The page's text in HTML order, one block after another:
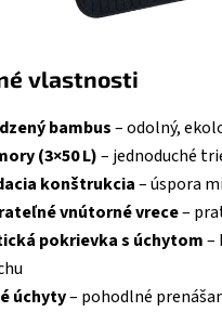
vlastnosti
bambus– odolný,
(3×50 L)– jednoduché
konštrukcia– úspora
vnútorné vrece–
pokrievka s úchytom–
úchyty– pohodlné